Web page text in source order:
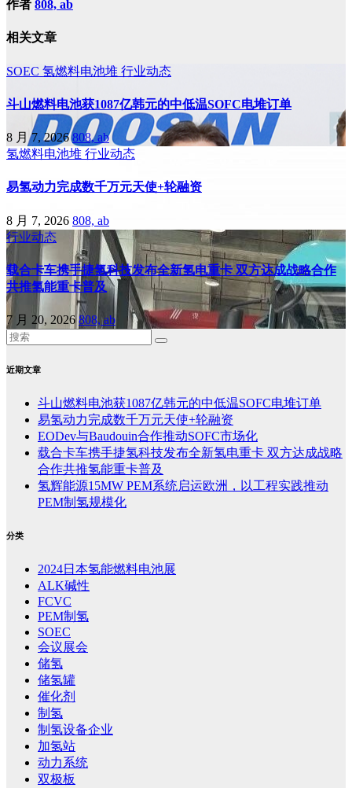
作者 808, ab
相关文章
SOEC 氢燃料电池堆 行业动态
斗山燃料电池获1087亿韩元的中低温SOFC电堆订单
8 月 7, 2026808, ab
氢燃料电池堆 行业动态
易氢动力完成数千万元天使+轮融资
8 月 7, 2026 808, ab
行业动态
载合卡车携手捷氢科技发布全新氢电重卡 双方达成战略合作
共推氢能重卡普及
7 月 20, 2026 808, ab
近期文章
斗山燃料电池获1087亿韩元的中低温SOFC电堆订单
易氢动力完成数千万元天使+轮融资
EODev与Baudouin合作推动SOFC市场化
载合卡车携手捷氢科技发布全新氢电重卡 双方达成战略
合作共推氢能重卡普及
氢辉能源15MW PEM系统启运欧洲，以工程实践推动
PEM制氢规模化
分类
2024日本氢能燃料电池展
ALK碱性
FCVC
PEM制氢
SOEC
会议展会
储氢
储氢罐
催化剂
制氢
制氢设备企业
加氢站
动力系统
双极板